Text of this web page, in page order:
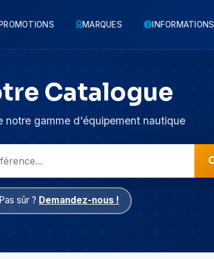
PROMOTIONS MARQUES INFORMATIONS
Catalogue
notre gamme d'équipement nautique
Pas sûr ? Demandez-nous !